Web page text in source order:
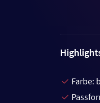
Farbe: